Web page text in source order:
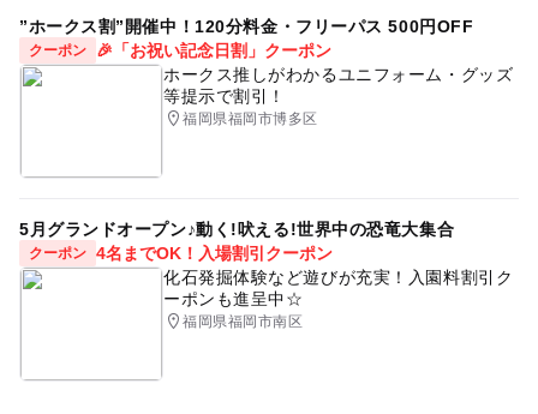
”ホークス割”開催中！120分料金・フリーパス 500円OFF
クーポン
🎉「お祝い記念日割」クーポン
ホークス推しがわかるユニフォーム・グッズ
等提示で割引！
福岡県福岡市博多区
5月グランドオープン♪動く!吠える!世界中の恐竜大集合
クーポン 4名までOK！入場割引クーポン
化石発掘体験など遊びが充実！入園料割引ク
ーポンも進呈中☆
福岡県福岡市南区